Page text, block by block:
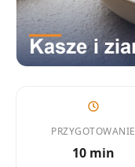
PRZYGOTOWANIE
10 min